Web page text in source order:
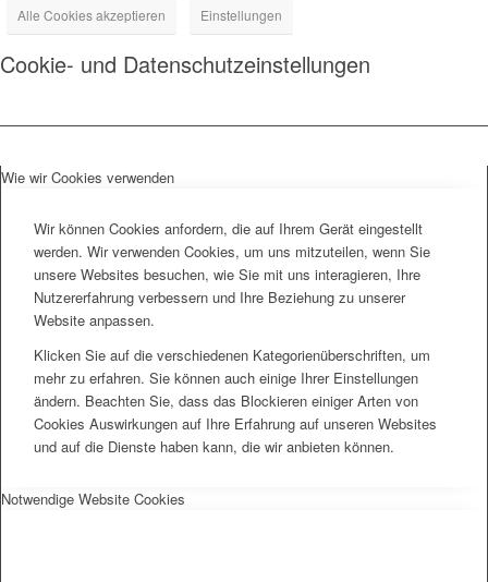
Alle Cookies akzeptieren Einstellungen
Cookie- und Datenschutzeinstellungen
Wie wir Cookies verwenden
Wir können Cookies anfordern, die auf Ihrem Gerät eingestellt
werden. Wir verwenden Cookies, um uns mitzuteilen, wenn Sie
unsere Websites besuchen, wie Sie mit uns interagieren, Ihre
Nutzererfahrung verbessern und Ihre Beziehung zu unserer
Website anpassen.
Klicken Sie auf die verschiedenen Kategorienüberschriften, um
mehr zu erfahren. Sie können auch einige Ihrer Einstellungen
ändern. Beachten Sie, dass das Blockieren einiger Arten von
Cookies Auswirkungen auf Ihre Erfahrung auf unseren Websites
und auf die Dienste haben kann, die wir anbieten können.
Notwendige Website Cookies